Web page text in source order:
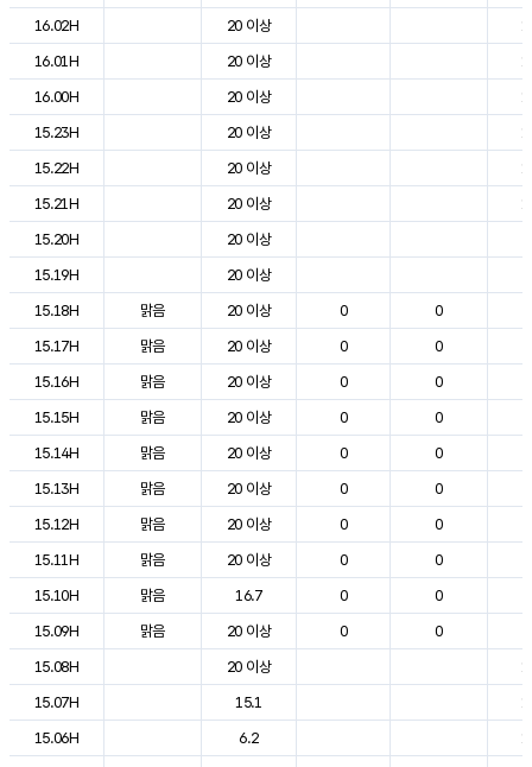
16.02H
20 이상
16.01H
20 이상
16.00H
20 이상
15.23H
20 이상
15.22H
20 이상
15.21H
20 이상
15.20H
20 이상
15.19H
20 이상
15.18H
맑음 20 이상 0 0
15.17H
맑음 20 이상 0 0
15.16H
맑음 20 이상 0 0
15.15H
맑음 20 이상 0 0
15.14H
맑음 20 이상 0 0
15.13H
맑음 20 이상 0 0
15.12H
맑음 20 이상 0 0
15.11H
맑음 20 이상 0 0
15.10H
맑음 16.7 0 0
15.09H
맑음 20 이상 0 0
15.08H
20 이상
15.07H
15.1
15.06H
6.2